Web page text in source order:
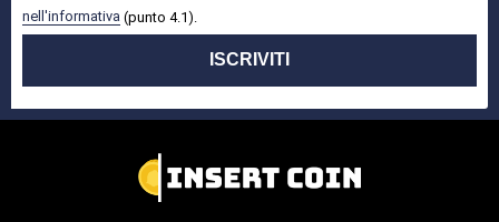
nell'informativa (punto 4.1).
ISCRIVITI